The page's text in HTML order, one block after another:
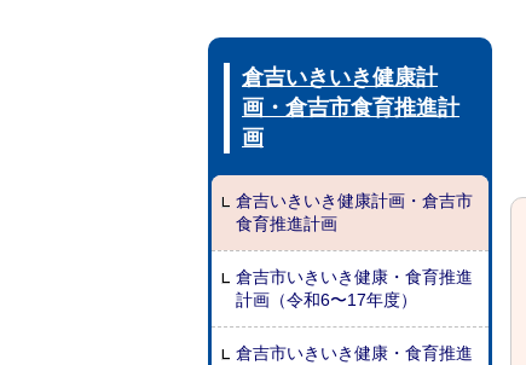
倉吉いきいき健康計
画・倉吉市食育推進計
画
倉吉いきいき健康計画・倉吉市
食育推進計画
倉吉市いきいき健康・食育推進
計画（令和6〜17年度）
倉吉市いきいき健康・食育推進